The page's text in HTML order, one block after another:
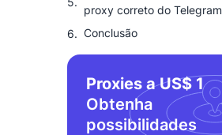
proxy correto do Telegram
Conclusão
Proxies a US$ 1
Obtenha
possibilidades